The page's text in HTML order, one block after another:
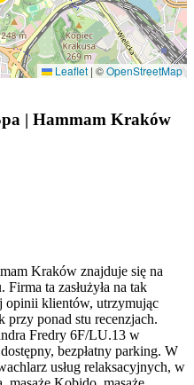
Leaflet|©OpenStreetMap
| Hammam Kraków
Kraków znajduje się na
ta zasłużyła na tak
opinii klientów, utrzymując
ponad stu recenzjach.
Fredry 6F/LU.13 w
bezpłatny parking. W
usług relaksacyjnych, w